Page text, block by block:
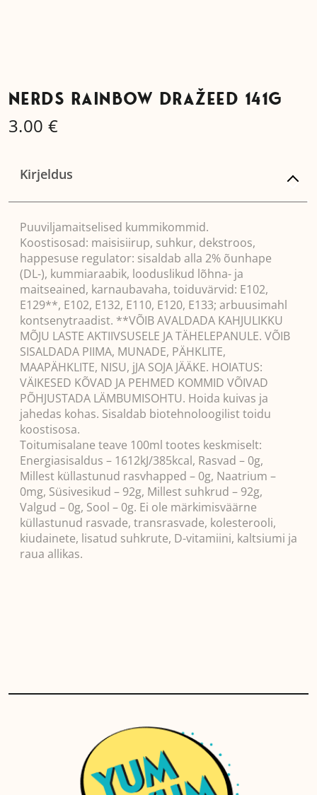
NERDS RAINBOW DRAŽEED 141G
3.00€
Kirjeldus
Puuviljamaitselised kummikommid.
Koostisosad: maisisiirup, suhkur, dekstroos,
happesuse regulator: sisaldab alla 2% õunhape
(DL-), kummiaraabik, looduslikud lõhna- ja
maitseained, karnaubavaha, toiduvärvid: E102,
E129**, E102, E132, E110, E120, E133; arbuusimahl
kontsenytraadist. **VÕIB AVALDADA KAHJULIKKU
MÕJU LASTE AKTIIVSUSELE JA TÄHELEPANULE. VÕIB
SISALDADA PIIMA, MUNADE, PÄHKLITE,
MAAPÄHKLITE, NISU, jJA SOJA JÄÄKE. HOIATUS:
VÄIKESED KÕVAD JA PEHMED KOMMID VÕIVAD
PÕHJUSTADA LÄMBUMISOHTU. Hoida kuivas ja
jahedas kohas. Sisaldab biotehnoloogilist toidu
koostisosa.
Toitumisalane teave 100ml tootes keskmiselt:
Energiasisaldus – 1612kJ/385kcal, Rasvad – 0g,
Millest küllastunud rasvhapped – 0g, Naatrium –
0mg, Süsivesikud – 92g, Millest suhkrud – 92g,
Valgud – 0g, Sool – 0g. Ei ole märkimisväärne
küllastunud rasvade, transrasvade, kolesterooli,
kiudainete, lisatud suhkrute, D-vitamiini, kaltsiumi ja
raua allikas.